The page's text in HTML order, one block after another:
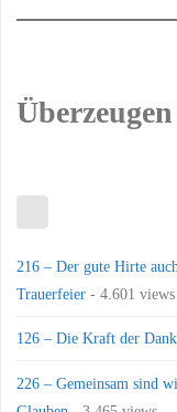
Überzeugen
216 – Der gute Hirte
Trauerfeier - 4.601 views
126 – Die Kraft der
226 – Gemeinsam sind